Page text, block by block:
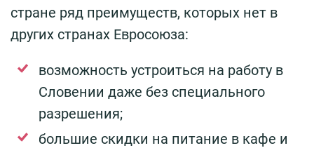
стране ряд преимуществ, которых нет в
других странах Евросоюза:
возможность устроиться на работу в
Словении даже без специального
разрешения;
большие скидки на питание в кафе и